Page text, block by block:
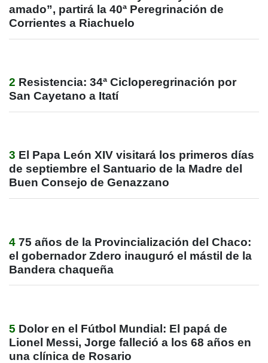
amado”, partirá la 40ª Peregrinación de
Corrientes a Riachuelo
2 Resistencia: 34ª Cicloperegrinación por
San Cayetano a Itatí
3 El Papa León XIV visitará los primeros días
de septiembre el Santuario de la Madre del
Buen Consejo de Genazzano
4 75 años de la Provincialización del Chaco:
el gobernador Zdero inauguró el mástil de la
Bandera chaqueña
5 Dolor en el Fútbol Mundial: El papá de
Lionel Messi, Jorge falleció a los 68 años en
una clínica de Rosario